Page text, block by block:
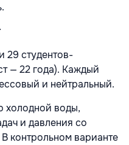
29 студентов-
— 22 года). Каждый
и нейтральный.
холодной воды,
и давления со
контрольном варианте